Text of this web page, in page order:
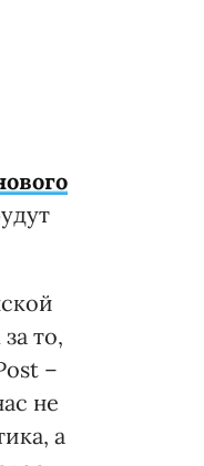
то,
–
не
а